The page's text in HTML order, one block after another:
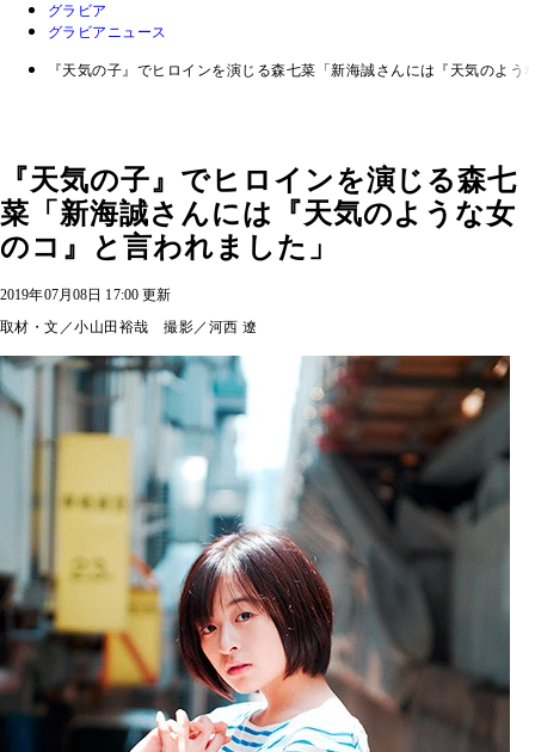
グラビア
グラビアニュース
『天気の子』でヒロインを演じる森七菜「新海誠さんには『天気のよう
『天気の子』でヒロインを演じる森七
菜「新海誠さんには『天気のような女
のコ』と言われました」
2019年07月08日 17:00 更新
取材・文／小山田裕哉 撮影／河西 遼